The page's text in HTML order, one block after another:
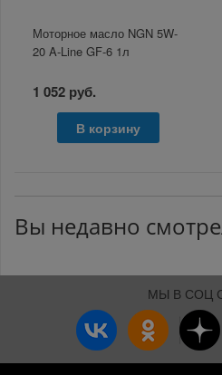
Моторное масло NGN 5W-
20 A-Line GF-6 1л
1 052 руб.
В корзину
Вы недавно
МЫ В СОЦ